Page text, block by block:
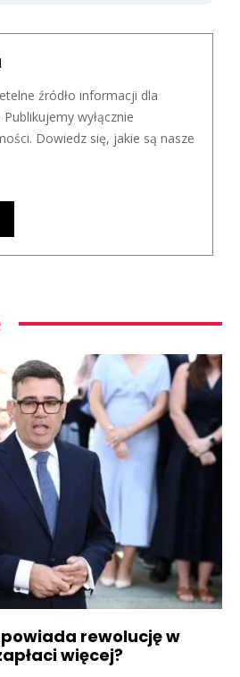
źródło informacji dla
wyłącznie
Dowiedz się, jakie są nasze
rewolucję w
więcej?